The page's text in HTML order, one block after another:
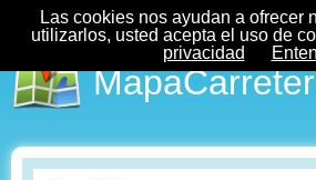
Las cookies nos ayudan a ofrecer
utilizarlos, usted acepta el uso de
privacidad